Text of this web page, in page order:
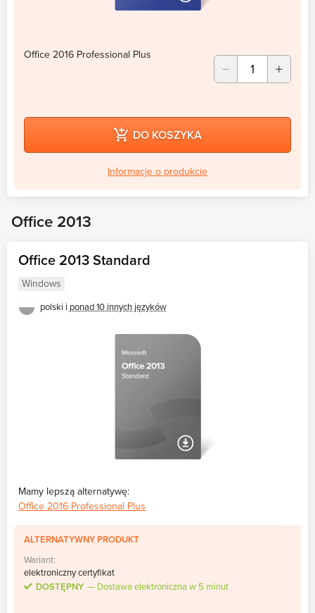
Office 2016 Professional Plus
DO KOSZYKA
Informacje o produkcie
Office 2013
Office 2013 Standard
Windows
polski i ponad 10 innych języków
Mamy lepszą alternatywę:
Office 2016 Professional Plus
ALTERNATYWNY PRODUKT
Wariant:
elektroniczny certyfikat
DOSTĘPNY
Dostawa elektroniczna w 5 minut